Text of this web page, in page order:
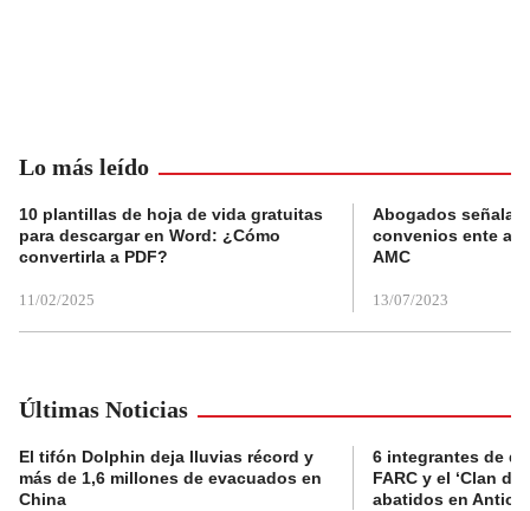
Lo más leído
10 plantillas de hoja de vida gratuitas
para descargar en Word: ¿Cómo
convertirla a PDF?
11/02/2025
Abogados
convenios ente
AMC
13/07/2023
Últimas Noticias
El tifón Dolphin deja lluvias récord y
más de 1,6 millones de evacuados en
China
6 integrantes de
FARC y el ‘Clan
abatidos en